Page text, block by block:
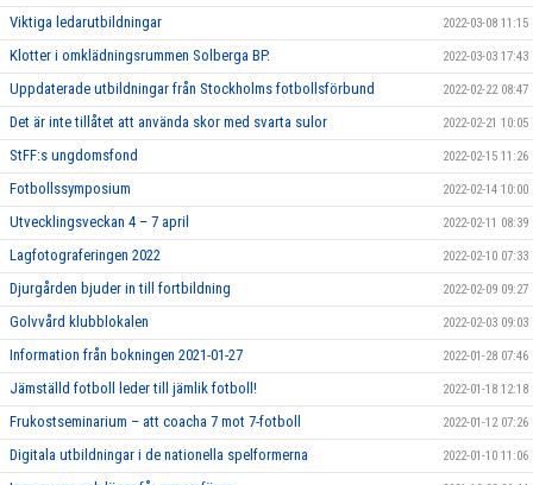
Viktiga ledarutbildningar 2022-03-08 11:15
Klotter i omklädningsrummen Solberga BP. 2022-03-03 17:43
Uppdaterade utbildningar från Stockholms fotbollsförbund 2022-02-22 08:47
Det är inte tillåtet att använda skor med svarta sulor 2022-02-21 10:05
StFF:s ungdomsfond 2022-02-15 11:26
Fotbollssymposium 2022-02-14 10:00
Utvecklingsveckan 4 – 7 april 2022-02-11 08:39
Lagfotograferingen 2022 2022-02-10 07:33
Djurgården bjuder in till fortbildning 2022-02-09 09:27
Golvvård klubblokalen 2022-02-03 09:03
Information från bokningen 2021-01-27 2022-01-28 07:46
Jämställd fotboll leder till jämlik fotboll! 2022-01-18 12:18
Frukostseminarium – att coacha 7 mot 7-fotboll 2022-01-12 07:26
Digitala utbildningar i de nationella spelformerna 2022-01-10 11:06